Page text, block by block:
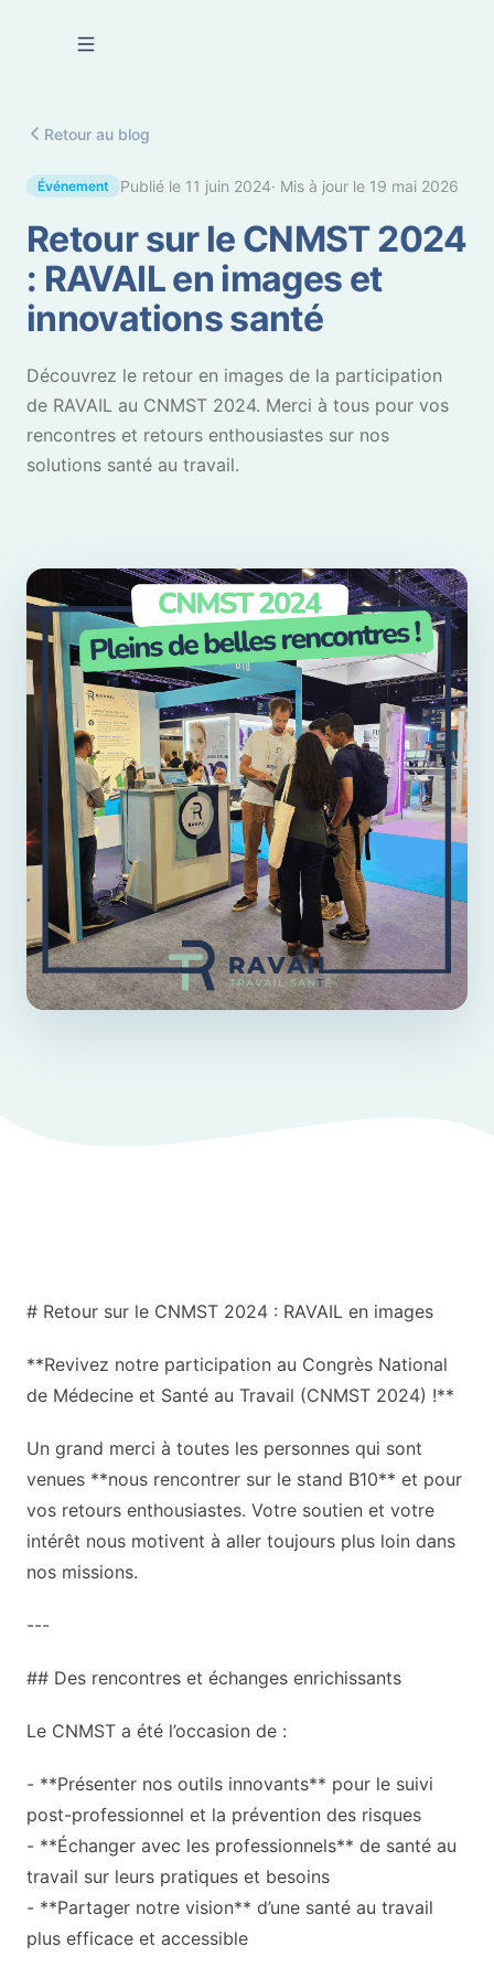
Retour au blog
Événement Publié le 11 juin 2024· Mis à jour le 19 mai 2026
Retour sur le CNMST 2024
: RAVAIL en images et
innovations santé
Découvrez le retour en images de la participation
de RAVAIL au CNMST 2024. Merci à tous pour vos
rencontres et retours enthousiastes sur nos
solutions santé au travail.
# Retour sur le CNMST 2024 : RAVAIL en images
**Revivez notre participation au Congrès National
de Médecine et Santé au Travail (CNMST 2024) !**
Un grand merci à toutes les personnes qui sont
venues **nous rencontrer sur le stand B10** et pour
vos retours enthousiastes. Votre soutien et votre
intérêt nous motivent à aller toujours plus loin dans
nos missions.
---
## Des rencontres et échanges enrichissants
Le CNMST a été l’occasion de :
- **Présenter nos outils innovants** pour le suivi
post-professionnel et la prévention des risques
- **Échanger avec les professionnels** de santé au
travail sur leurs pratiques et besoins
- **Partager notre vision** d’une santé au travail
plus efficace et accessible